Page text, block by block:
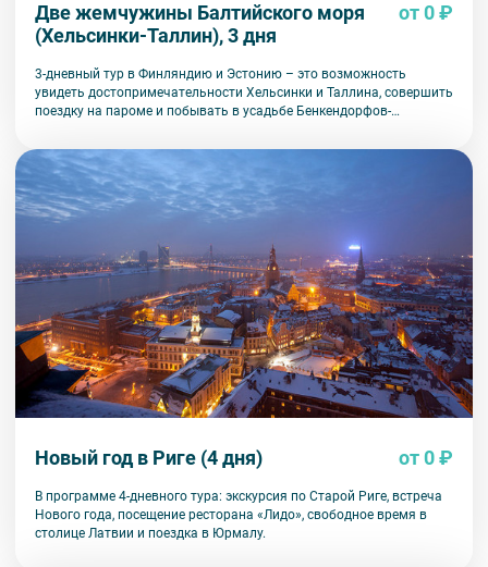
Две жемчужины Балтийского моря
(Хельсинки-Таллин), 3 дня
от 0 ₽
3-дневный тур в Финляндию и Эстонию – это возможность
увидеть достопримечательности Хельсинки и Таллина, совершить
поездку на пароме и побывать в усадьбе Бенкендорфов-
Новый год в Риге (4 дня) от 0 ₽
В программе 4-дневного тура: экскурсия по Старой Риге, встреча
Нового года, посещение ресторана «Лидо», свободное время в
столице Латвии и поездка в Юрмалу.